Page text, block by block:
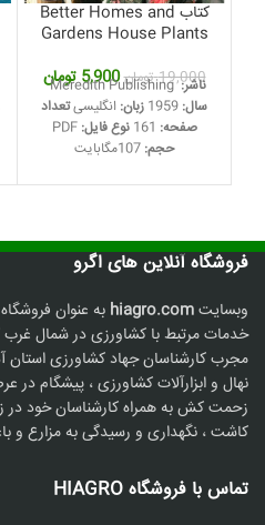
کتاب Better Homes and
Gardens House Plants
19,000 تومانقیمت
اصلی:
19,000 تومان
بود.
5,900تومانقیمت
فعلی:
ناشر:Meredith Publishing
سال: 1959 زبان: انگلیسیتعداد
صفحه:
نوع فایل:PDF
حجم: 107مگابایت
فروشگاه آنلاین های اگرو
وبسایتhiagro.com به عنوان
خدمات مرتبط با کشاورزی در شمال غرب
مجرب کارشناسان جهاد کشاورزی استان
نهال و ابزارآلات کشاورزی ، پیشگام
زحمت کش به همراه کارشناسان خود در
کاشت ، نگهداری و رسیدگی به مزارع و
تماس با فروشگاه HIAGRO